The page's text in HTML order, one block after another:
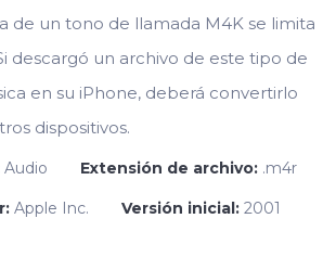
de un tono de llamada M4K se limita
descargó un archivo de este tipo de
en su iPhone, deberá convertirlo
dispositivos.
Audio Extensión de archivo: .m4r
Apple Inc. Versión inicial: 2001